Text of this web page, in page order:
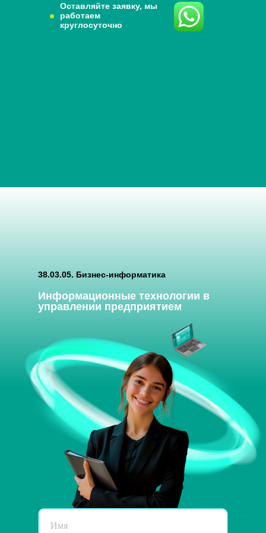
Оставляйте заявку, мы
работаем
круглосуточно
38.03.05. Бизнес-информатика
Информационные технологии в
управлении предприятием